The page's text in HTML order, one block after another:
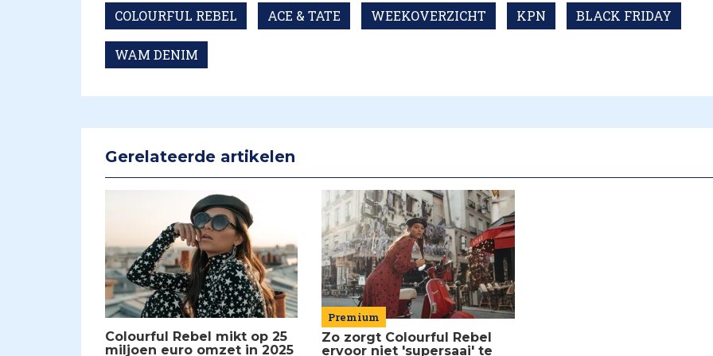
COLOURFUL REBEL ACE & TATE WEEKOVERZICHT KPN BLACK FRIDAY
WAM DENIM
Gerelateerde artikelen
Colourful Rebel mikt op 25
miljoen euro omzet in 2025
Premium
Zo zorgt Colourful Rebel
ervoor niet 'supersaai' te